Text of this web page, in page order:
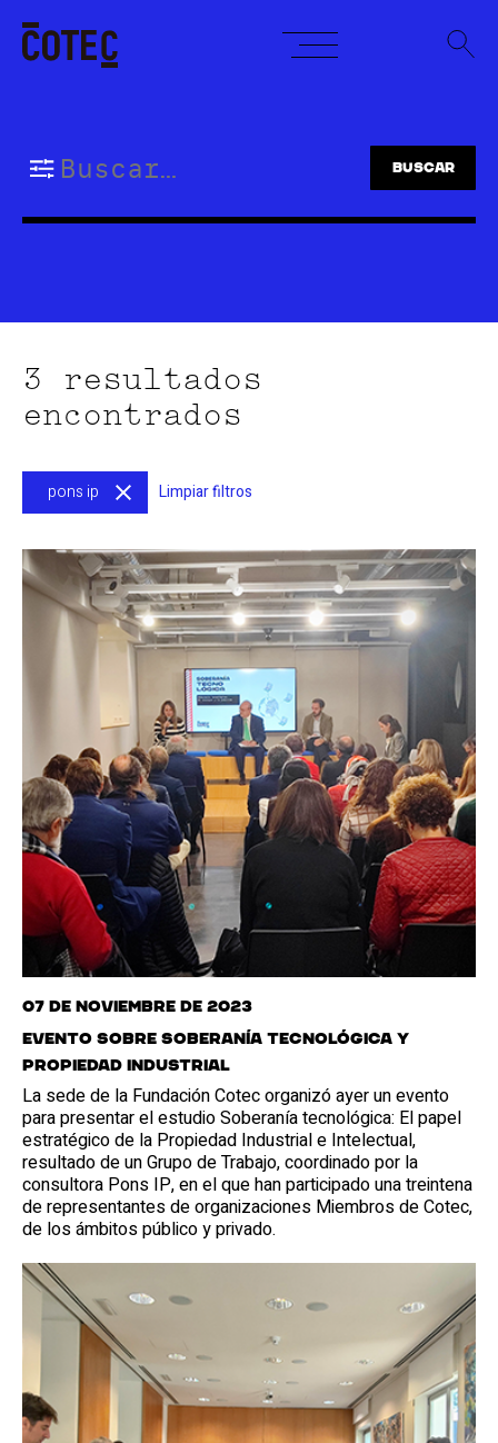
content
3 resultados
encontrados
pons ip Limpiar filtros
07 de noviembre de 2023
Evento sobre soberanía tecnológica y
propiedad industrial
La sede de la Fundación Cotec organizó ayer un evento
para presentar el estudio Soberanía tecnológica: El papel
estratégico de la Propiedad Industrial e Intelectual,
resultado de un Grupo de Trabajo, coordinado por la
consultora Pons IP, en el que han participado una treintena
de representantes de organizaciones Miembros de Cotec,
de los ámbitos público y privado.